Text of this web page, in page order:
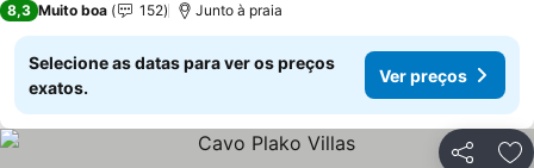
8,3 Muito boa 152 Junto à praia
Selecione as datas para ver os preços
exatos.
Ver preços
Partilhar